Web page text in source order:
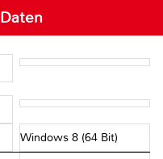
Windows 8 (64 Bit)